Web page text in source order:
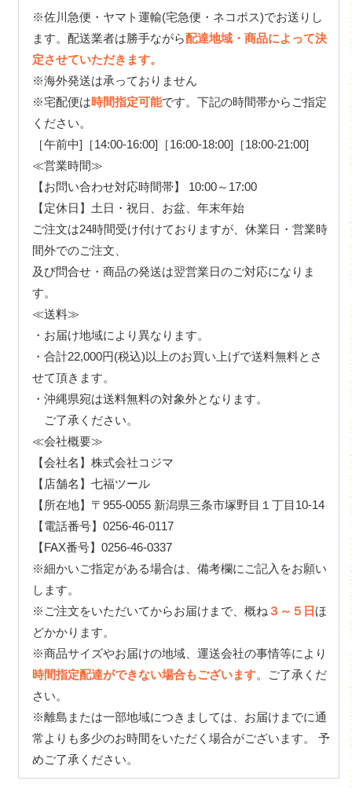
※佐川急便・ヤマト運輸(宅急便・ネコポス)でお送りし
ます。配送業者は勝手ながら配達地域・商品によって決
定させていただきます。
※海外発送は承っておりません
※宅配便は時間指定可能です。下記の時間帯からご指定
ください。
［午前中]［14:00-16:00]［16:00-18:00]［18:00-21:00]
≪営業時間≫
【お問い合わせ対応時間帯】 10:00～17:00
【定休日】土日・祝日、お盆、年末年始
ご注文は24時間受け付けておりますが、休業日・営業時
間外でのご注文、
及び問合せ・商品の発送は翌営業日のご対応になりま
す。
≪送料≫
・お届け地域により異なります。
・合計22,000円(税込)以上のお買い上げで送料無料とさ
せて頂きます。
・沖縄県宛は送料無料の対象外となります。
ご了承ください。
≪会社概要≫
【会社名】株式会社コジマ
【店舗名】七福ツール
【所在地】〒955-0055 新潟県三条市塚野目１丁目10-14
【電話番号】0256-46-0117
【FAX番号】0256-46-0337
※細かいご指定がある場合は、備考欄にご記入をお願い
します。
※ご注文をいただいてからお届けまで、概ね ３～５日ほ
どかかります。
※商品サイズやお届けの地域、運送会社の事情等により
時間指定配達ができない場合もございます。ご了承くだ
さい。
※離島または一部地域につきましては、お届けまでに通
常よりも多少のお時間をいただく場合がございます。 予
めご了承ください。